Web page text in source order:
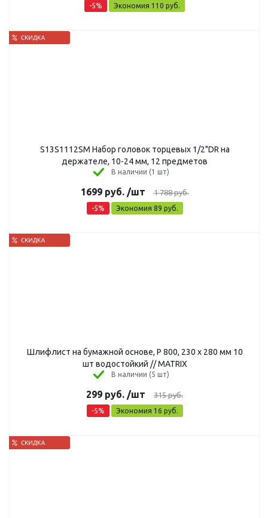
-5% Экономия 110 руб.
S13S1112SM Набор головок торцевых 1/2"DR на
держателе, 10-24 мм, 12 предметов
В наличии (1 шт)
1699руб. /шт 1 788руб.
-5% Экономия 89 руб.
Шлифлист на бумажной основе, Р 800, 230 х 280 мм 10
шт водостойкий // MATRIX
В наличии (5 шт)
299 руб. /шт 315руб.
-5% Экономия 16 руб.